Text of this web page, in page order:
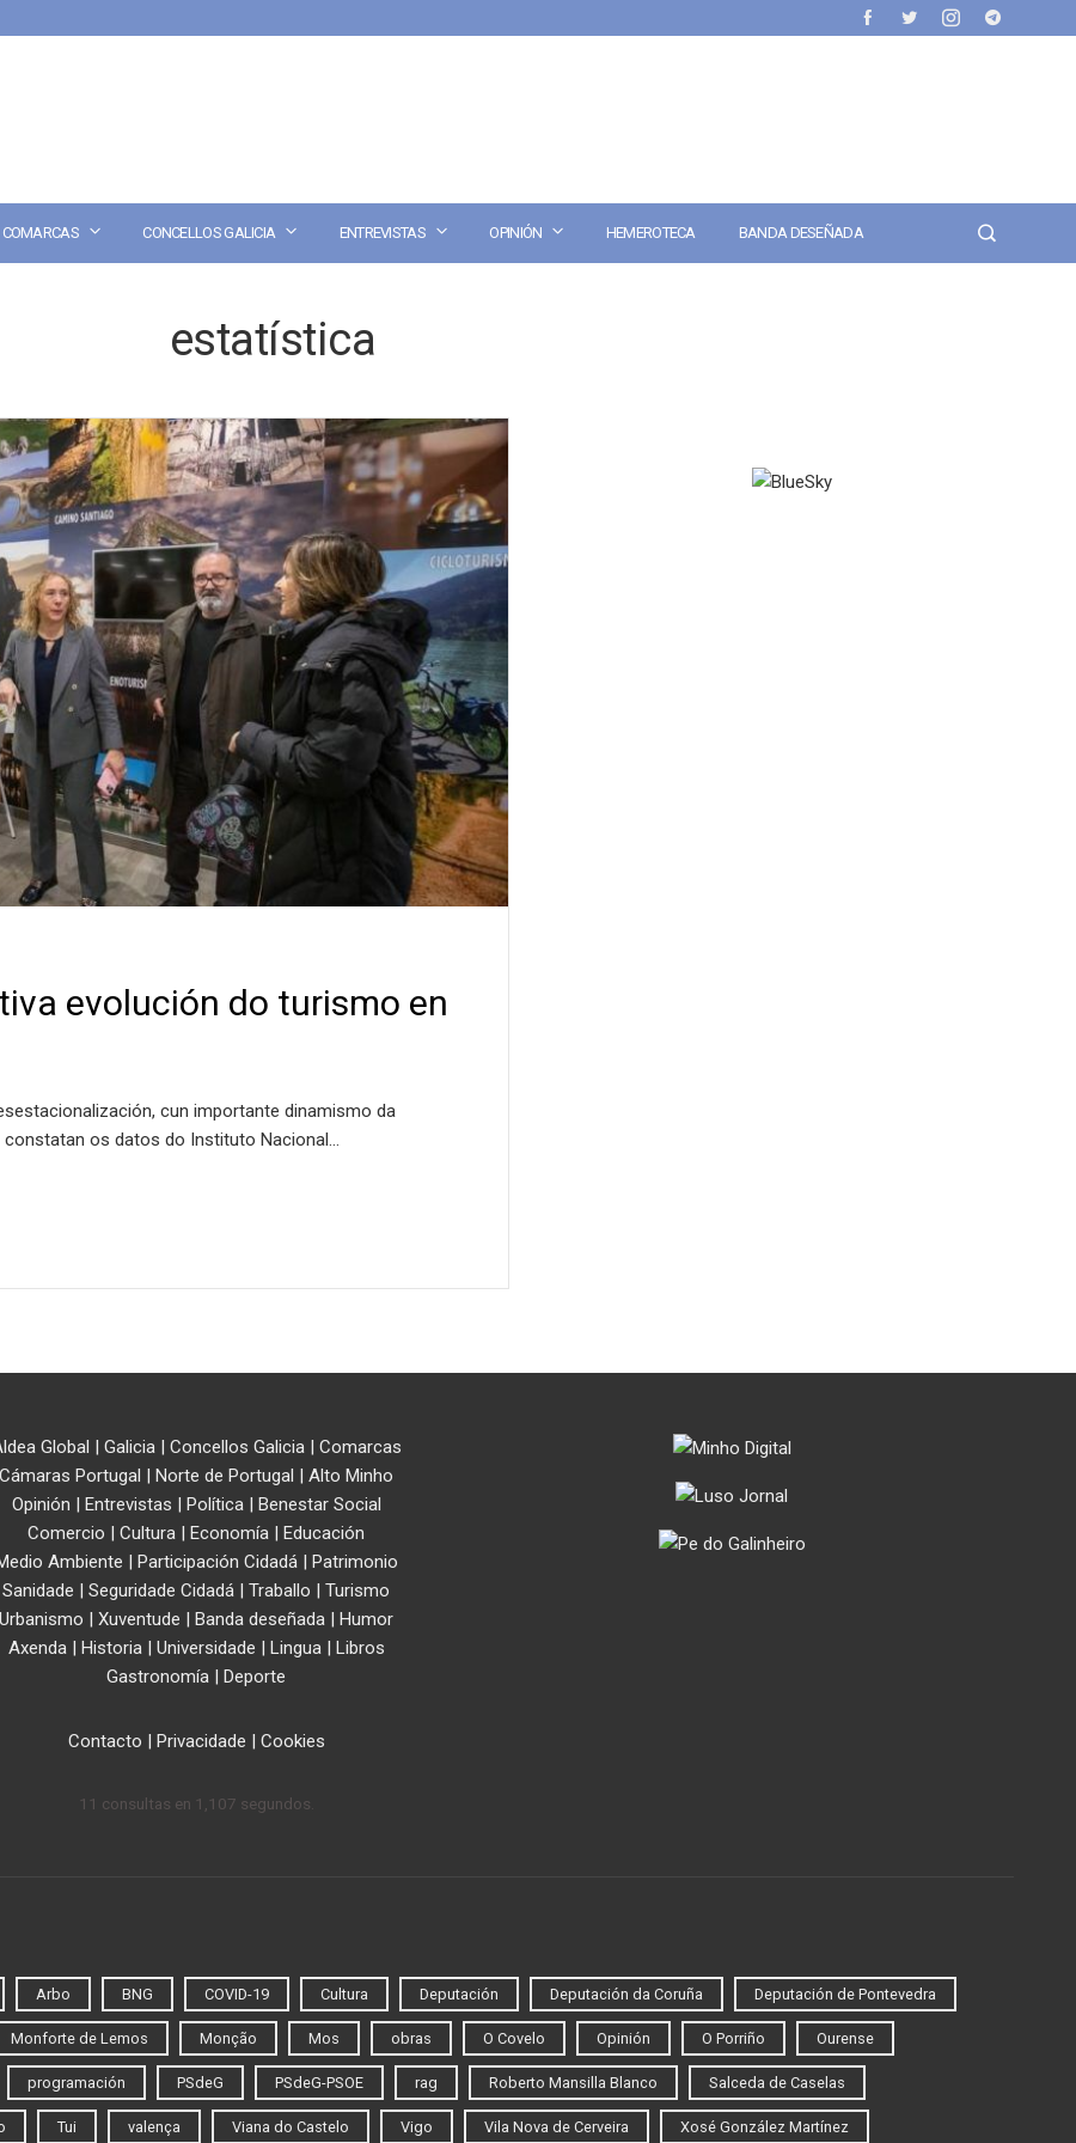
COMARCAS CONCELLOS GALICIA ENTREVISTAS OPINIÓN HEMEROTECA BANDA DESEÑADA
estatística
evolución do turismo en
cun importante dinamismo da
os datos do Instituto Nacional…
Global | Galicia| Concellos Galicia| Comarcas
Cámaras Portugal | Norte de Portugal | Alto Minho
Opinión | Entrevistas | Política| Benestar Social
Comercio | Cultura | Economía | Educación
Ambiente | Participación Cidadá| Patrimonio
Sanidade | Seguridade Cidadá | Traballo | Turismo
Urbanismo | Xuventude | Banda deseñada | Humor
Axenda| Historia| Universidade | Lingua| Libros
Gastronomía | Deporte
Contacto | Privacidade | Cookies
11 consultas en 1,107 segundos.
Arbo BNG COVID-19 Cultura Deputación Deputación da Coruña Deputación de Pontevedra
Monforte de Lemos Monção Mos obras O Covelo Opinión O Porriño Ourense
programación PSdeG PSdeG-PSOE rag Roberto Mansilla Blanco Salceda de Caselas
Tui valença Viana do Castelo Vigo Vila Nova de Cerveira Xosé González Martínez